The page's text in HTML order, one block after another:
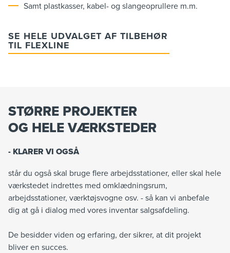
Samt plastkasser, kabel- og slangeoprullere m.m.
SE HELE UDVALGET AF TILBEHØR
TIL FLEXLINE
STØRRE PROJEKTER
OG HELE VÆRKSTEDER
- KLARER VI OGSÅ
står du også skal bruge flere arbejdsstationer, eller skal hele
værkstedet indrettes med omklædningsrum,
arbejdsstationer, værktøjsvogne osv. - så kan vi anbefale
dig at gå i dialog med vores inventar salgsafdeling.
De besidder viden og erfaring, der sikrer, at dit projekt
bliver en succes.